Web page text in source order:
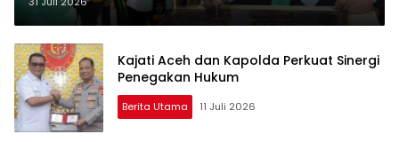
Kajati Aceh dan Kapolda Perkuat Sinergi
Penegakan Hukum
Berita Utama 11 Juli 2026